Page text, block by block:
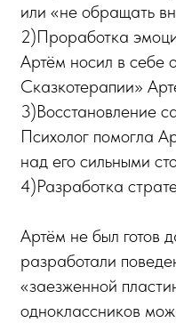
или «не обращать
2)Проработка
Артём носил в себе
Сказкотерапии»
3)Восстановление
Психолог помогла
над его сильными
4)Разработка
Артём не был готов
разработали
«заезженной
одноклассников